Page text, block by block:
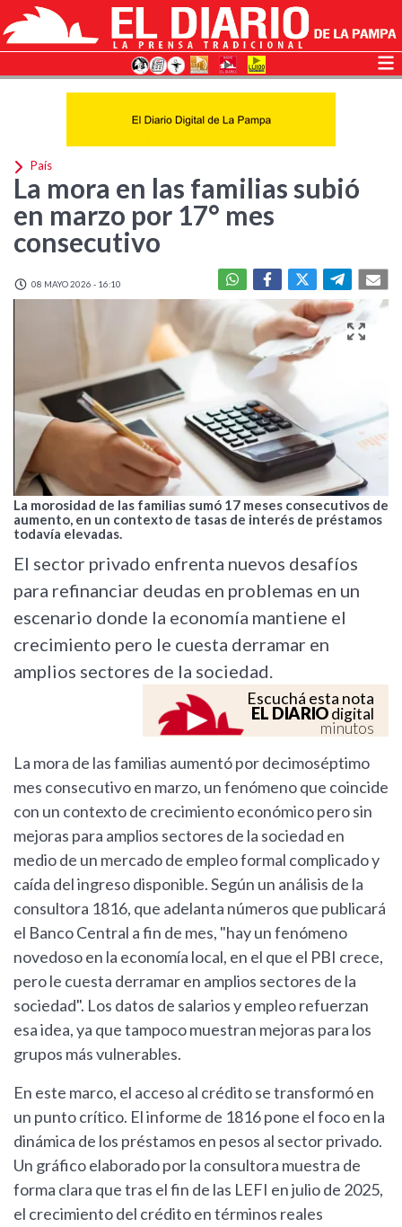
País
La mora en las familias subió
en marzo por 17° mes
consecutivo
08 MAYO 2026 - 16:10
La morosidad de las familias sumó 17 meses consecutivos de
aumento, en un contexto de tasas de interés de préstamos
todavía elevadas.
El sector privado enfrenta nuevos desafíos
para refinanciar deudas en problemas en un
escenario donde la economía mantiene el
crecimiento pero le cuesta derramar en
amplios sectores de la sociedad.
Escuchá esta nota
EL DIARIOdigital
minutos
La mora de las familias aumentó por decimoséptimo
mes consecutivo en marzo, un fenómeno que coincide
con un contexto de crecimiento económico pero sin
mejoras para amplios sectores de la sociedad en
medio de un mercado de empleo formal complicado y
caída del ingreso disponible. Según un análisis de la
consultora 1816, que adelanta números que publicará
el Banco Central a fin de mes, "hay un fenómeno
novedoso en la economía local, en el que el PBI crece,
pero le cuesta derramar en amplios sectores de la
sociedad". Los datos de salarios y empleo refuerzan
esa idea, ya que tampoco muestran mejoras para los
grupos más vulnerables.
En este marco, el acceso al crédito se transformó en
un punto crítico. El informe de 1816 pone el foco en la
dinámica de los préstamos en pesos al sector privado.
Un gráfico elaborado por la consultora muestra de
forma clara que tras el fin de las LEFI en julio de 2025,
el crecimiento del crédito en términos reales